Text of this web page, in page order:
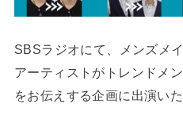
SBSラジオにて、メンズメ
アーティストがトレンドメ
をお伝えする企画に出演いた